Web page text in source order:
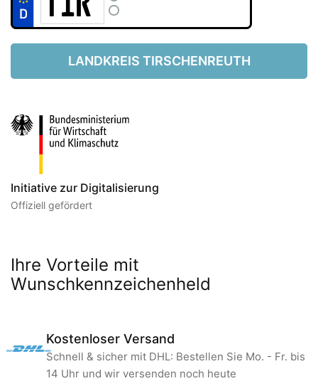
LANDKREIS TIRSCHENREUTH
Initiative zur Digitalisierung
Offiziell gefördert
Ihre Vorteile mit
Wunschkennzeichenheld
Kostenloser Versand
Schnell & sicher mit DHL: Bestellen Sie Mo. - Fr. bis
14 Uhr und wir versenden noch heute